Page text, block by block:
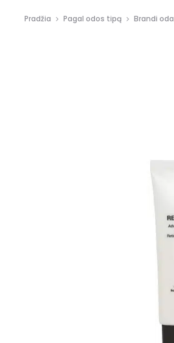
Pradžia Pagal odos tipą Brandi oda